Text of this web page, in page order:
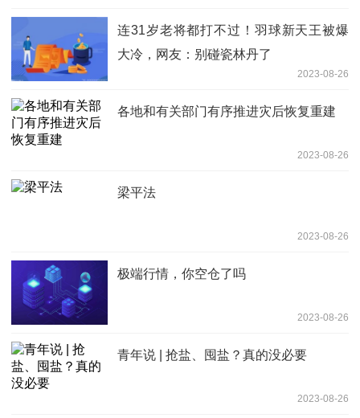
连31岁老将都打不过！羽球新天王被爆
大冷，网友：别碰瓷林丹了
2023-08-26
各地和有关部门有序推进灾后恢复重建
2023-08-26
梁平法
2023-08-26
极端行情，你空仓了吗
2023-08-26
青年说 | 抢盐、囤盐？真的没必要
2023-08-26